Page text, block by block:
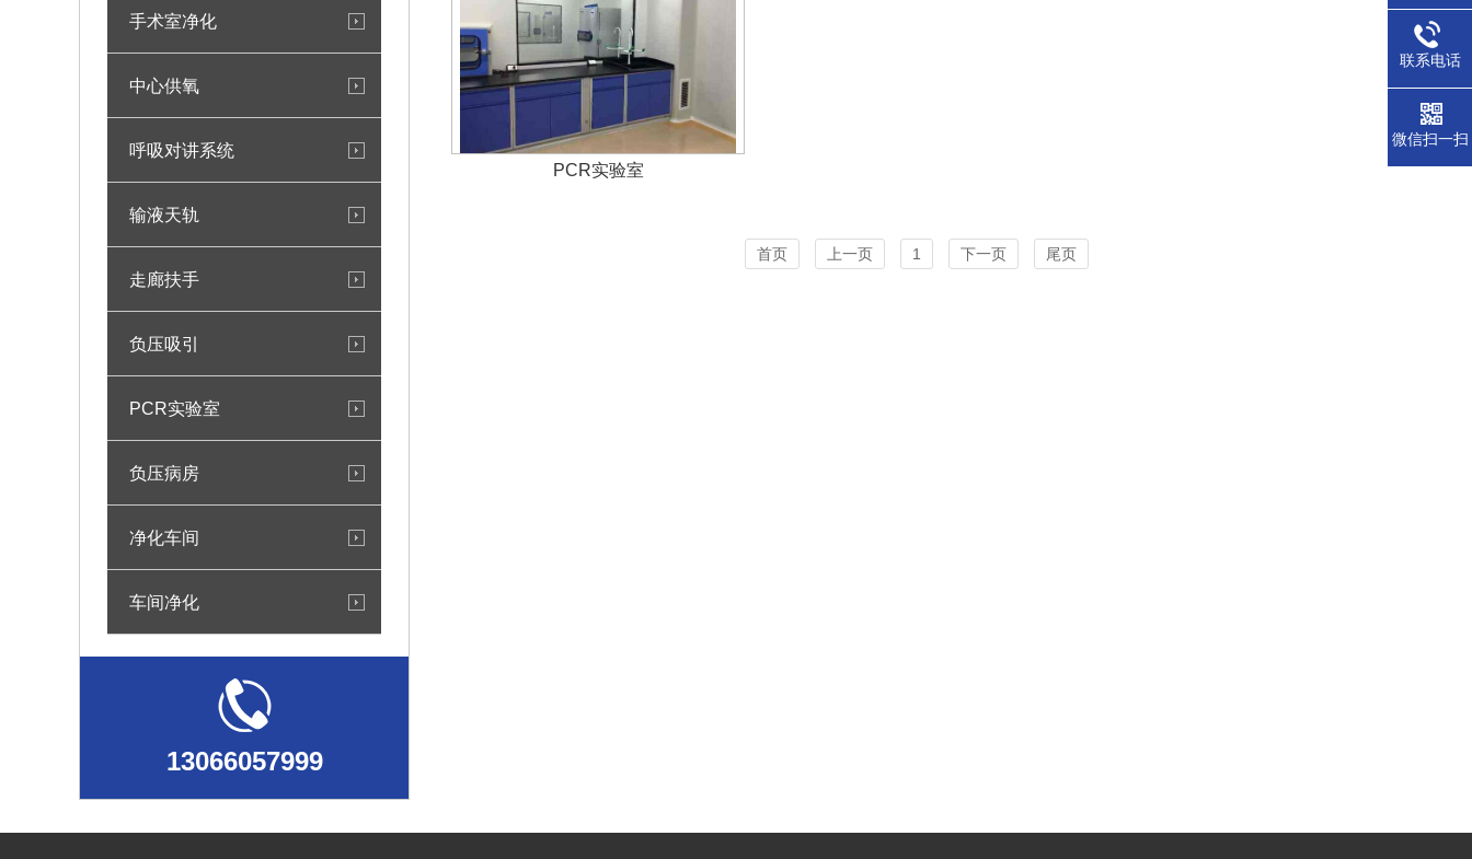
手术室净化
中心供氧
呼吸对讲系统
输液天轨
走廊扶手
负压吸引
PCR实验室
负压病房
净化车间
车间净化
13066057999
PCR实验室
首页 上一页 1 下一页 尾页
联系电话
微信扫一扫